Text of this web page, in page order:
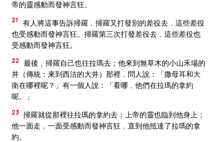
帝的靈感動而發神言狂。
21
有人將這事告訴掃羅﹐掃羅又打發別的差役去﹐這些差役
也受感動而發神言狂。掃羅第三次打發差役去﹐這些差役也
受感動而發神言狂。
22 最後﹑掃羅自己也往拉瑪去；他來到無草木的小山禾場的
井（傳統：來到西沽的大井）那裡﹐問人說：「撒母耳和大
衛在哪裡呢？」有一個人說：「看哪﹐他們在拉瑪的拿約
呢。」
23 掃羅就從那裡往拉瑪的拿約去；上帝的靈也臨到他身上；
他一面走﹐一面受感動而發神言狂﹐直到他抵達了拉瑪的拿
約。